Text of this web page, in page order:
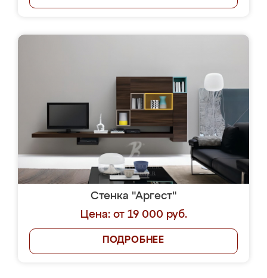
Стенка "Аргест"
Цена: от 19 000 руб.
ПОДРОБНЕЕ